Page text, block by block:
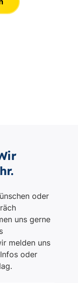
oder
uns gerne
melden uns
oder